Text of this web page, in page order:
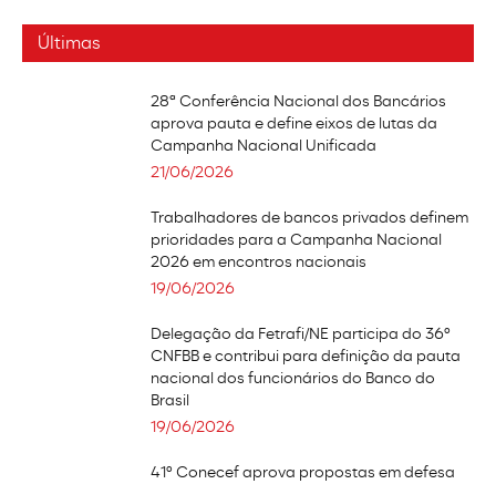
Últimas
28ª Conferência Nacional dos Bancários
aprova pauta e define eixos de lutas da
Campanha Nacional Unificada
21/06/2026
Trabalhadores de bancos privados definem
prioridades para a Campanha Nacional
2026 em encontros nacionais
19/06/2026
Delegação da Fetrafi/NE participa do 36º
CNFBB e contribui para definição da pauta
nacional dos funcionários do Banco do
Brasil
19/06/2026
41º Conecef aprova propostas em defesa